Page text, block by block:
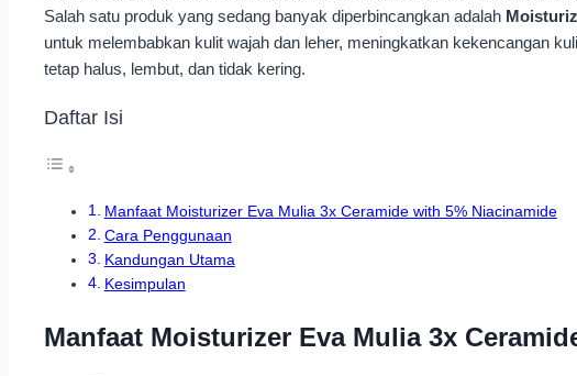
Salah satu produk yang sedang banyak diperbincangkan adalah
untuk melembabkan kulit wajah dan leher, meningkatkan kekencangan
tetap halus, lembut, dan tidak kering.
Daftar Isi
Manfaat Moisturizer Eva Mulia 3x Ceramide with 5% Niacinamide
Cara Penggunaan
Kandungan Utama
Kesimpulan
Manfaat Moisturizer Eva Mulia 3x